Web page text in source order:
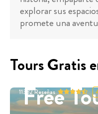
explorar sus
promete una
Tours Gratis
Free
11332Reseñas